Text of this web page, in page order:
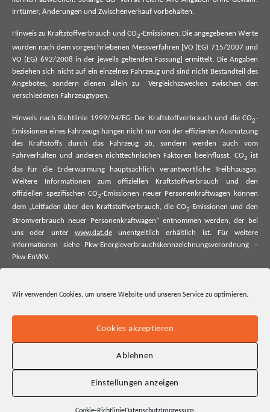
Wir verwenden Cookies, um unsere Website und unseren Service zu optimieren.
Cookies akzeptieren
Ablehnen
Einstellungen anzeigen
Irrtümer, Änderungen und Zwischenverkauf vorbehalten.
Hinweis zu Kraftstoffverbrauch und CO2-Emissionen: Die angegebenen Werte
wurden nach dem vorgeschriebenen Messverfahren [VO (EG) 715/2007 und
VO (EG) 692/2008 in der jeweils geltenden Fassung] ermittelt. Die Angaben
beziehen sich nicht auf ein einzelnes Fahrzeug und sind nicht Bestandteil des
Angebotes, sondern dienen allein zu Vergleichszwecken zwischen den
verschiedenen Fahrzeugtypen.
Hinweis nach Richtlinie 1999/94/EG: Der Kraftstoffverbrauch und die CO2-
Emissionen eines Fahrzeugs hängen nicht nur von der effizienten Ausnutzung
des Kraftstoffs durch das Fahrzeug ab, sondern werden auch vom
Fahrverhalten und anderen nichttechnischen Faktoren beeinflusst. CO2
ist
das für die Erderwärmung hauptsächlich verantwortliche Treibhausgas.
Weitere Informationen zum offiziellen Kraftstoffverbrauch und den
offiziellen spezifischen CO2-Emissionen neuer Personenkraftwagen können
dem „Leitfaden über den Kraftstoffverbrauch, die CO2-Emissionen und den
Stromverbrauch neuer Personenkraftwagen“ entnommen werden, der bei
uns oder unter www.dat.deunentgeltlich erhältlich ist. Für weitere
Informationen siehe Pkw-Energieverbrauchskennzeichnungsverordnung –
Pkw-EnVKV.
offiziellen spezifischen CO₂-Emissionen und ggf. zum Stromverbrauch neuer
offiziellen spezifischen CO₂-Emissionen und den offiziellen Stromverbrauch
neuer Pkw entnommen werden. Dieser ist an allen Verkaufsstellen und bei
der Deutschen Automobil Treuhand GmbH unentgeltlich erhältlich, sowie